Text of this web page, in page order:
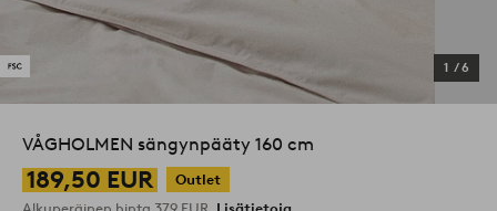
1 /6
VÅGHOLMEN sängynpääty 160 cm
189,50 EUR
Outlet